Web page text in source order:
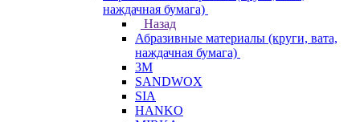
наждачная бумага)
Назад
Абразивные материалы (круги, вата,
наждачная бумага)
3М
SANDWOX
SIA
HANKO